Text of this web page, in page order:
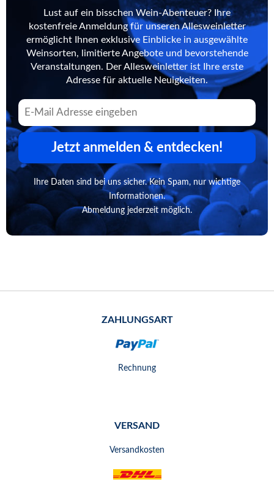
Lust auf ein bisschen Wein-Abenteuer? Ihre
kostenfreie Anmeldung für unseren Allesweinletter
ermöglicht Ihnen exklusive Einblicke in ausgewählte
Weinsorten, limitierte Angebote und bevorstehende
Veranstaltungen. Der Allesweinletter ist Ihre erste
Adresse für aktuelle Neuigkeiten.
Jetzt anmelden & entdecken!
Ihre Daten sind bei uns sicher. Kein Spam, nur wichtige
Informationen.
Abmeldung jederzeit möglich.
ZAHLUNGSART
Rechnung
VERSAND
Versandkosten